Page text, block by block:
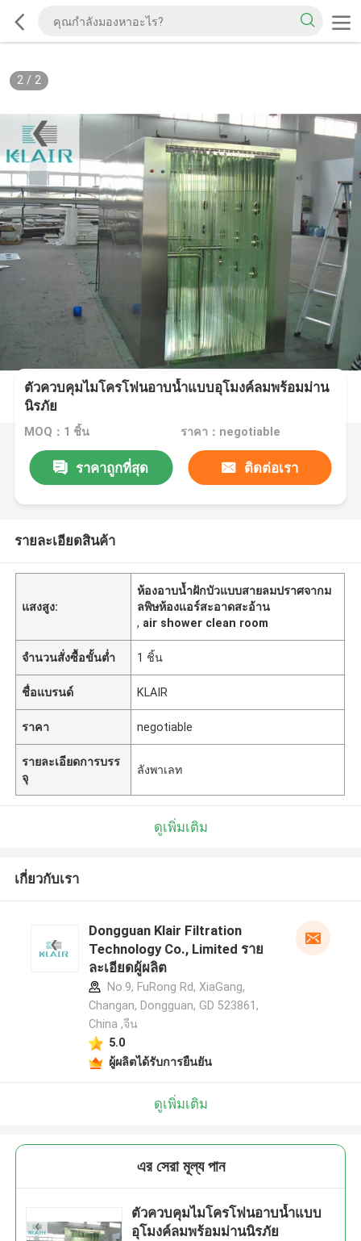
2/ 2
ตัวควบคุมไมโครโฟนอาบน้ำแบบอุโมงค์ลมพร้อมม่าน
นิรภัย
MOQ：1 ชิ้น ราคา：negotiable
ราคาถูกที่สุด ติดต่อเรา
รายละเอียดสินค้า
แสงสูง:
ห้องอาบน้ำฝักบัวแบบสายลมปราศจากม
ลพิษห้องแอร์สะอาดสะอ้าน
, air shower clean room
จำนวนสั่งซื้อขั้นต่ำ 1 ชิ้น
ชื่อแบรนด์ KLAIR
ราคา negotiable
รายละเอียดการบรร
จุ
ลังพาเลท
ดูเพิ่มเติม
เกี่ยวกับเรา
Dongguan Klair Filtration
Technology Co., Limited ราย
ละเอียดผู้ผลิต
No.9, FuRong Rd, XiaGang,
Changan, Dongguan, GD 523861,
China ,จีน
5.0
ผู้ผลิตได้รับการยืนยัน
ดูเพิ่มเติม
এর সেরা মূল্য পান
ตัวควบคุมไมโครโฟนอาบน้ำแบบ
อุโมงค์ลมพร้อมม่านนิรภัย